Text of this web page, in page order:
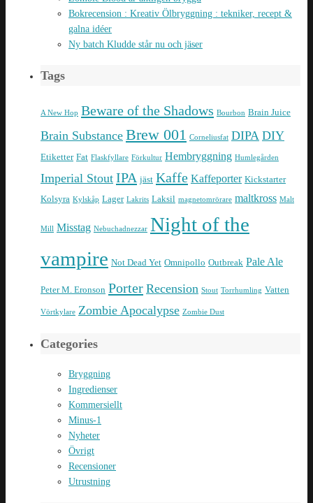
Bokrecension : Kreativ Ölbryggning : tekniker, recept &
galna idéer
Ny batch Kludde står nu och jäser
Tags
A New Hop Beware of the Shadows Bourbon Brain Juice
Brain Substance Brew 001 Corneliusfat DIPA DIY
Etiketter Fat Flaskfyllare Förkultur Hembryggning Humlegården
Imperial Stout IPA jäst Kaffe Kaffeporter Kickstarter
Kolsyra Kylskåp Lager Lakrits Laksil magnetomrörare maltkross Malt
Mill Misstag Nebuchadnezzar Night of the
vampire Not Dead Yet Omnipollo Outbreak Pale Ale
Peter M. Eronson Porter Recension Stout Torrhumling Vatten
Vörtkylare Zombie Apocalypse Zombie Dust
Categories
Bryggning
Ingredienser
Kommersiellt
Minus-1
Nyheter
Övrigt
Recensioner
Utrustning